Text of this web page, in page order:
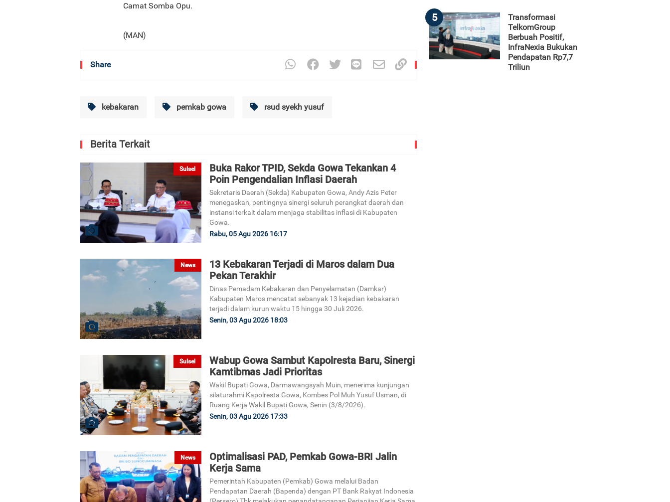
Camat Somba Opu.
(MAN)
Share
kebakaran pemkab gowa rsud syekh yusuf
Berita Terkait
Sulsel
Buka Rakor TPID, Sekda Gowa Tekankan 4
Poin Pengendalian Inflasi Daerah
Sekretaris Daerah (Sekda) Kabupaten Gowa, Andy Azis Peter
menegaskan, pentingnya sinergi seluruh perangkat daerah dan
instansi terkait dalam menjaga stabilitas inflasi di Kabupaten
Gowa.
Rabu, 05 Agu 2026 16:17
News
13 Kebakaran Terjadi di Maros dalam Dua
Pekan Terakhir
Dinas Pemadam Kebakaran dan Penyelamatan (Damkar)
Kabupaten Maros mencatat sebanyak 13 kejadian kebakaran
terjadi dalam kurun waktu 15 hingga 30 Juli 2026.
Senin, 03 Agu 2026 18:03
Sulsel
Wabup Gowa Sambut Kapolresta Baru, Sinergi
Kamtibmas Jadi Prioritas
Wakil Bupati Gowa, Darmawangsyah Muin, menerima kunjungan
silaturahmi Kapolresta Gowa, Kombes Pol Muh Yusuf Usman, di
Ruang Kerja Wakil Bupati Gowa, Senin (3/8/2026).
Senin, 03 Agu 2026 17:33
News
Optimalisasi PAD, Pemkab Gowa-BRI Jalin
Kerja Sama
Pemerintah Kabupaten (Pemkab) Gowa melalui Badan
Pendapatan Daerah (Bapenda) dengan PT Bank Rakyat Indonesia
5
Transformasi
TelkomGroup
Berbuah Positif,
InfraNexia Bukukan
Pendapatan Rp7,7
Triliun